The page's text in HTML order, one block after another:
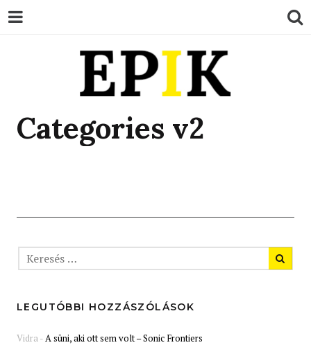
EPIK
Categories v2
LEGUTÓBBI HOZZÁSZÓLÁSOK
Vidra-A süni, aki ott sem volt – Sonic Frontiers